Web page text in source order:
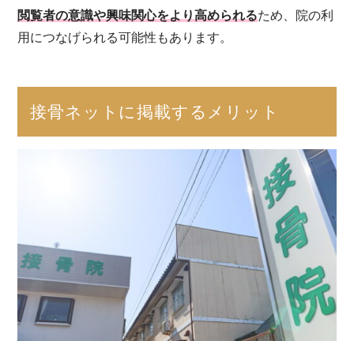
閲覧者の意識や興味関心をより高められるため、院の利
用につなげられる可能性もあります。
接骨ネットに掲載するメリット